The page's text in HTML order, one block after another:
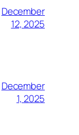
December
12, 2025
December
1, 2025